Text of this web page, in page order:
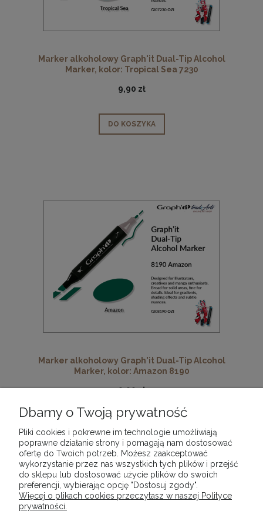
Marker alkoholowy Graph'it Dual-Tip Alcohol
Marker, kolor: Tropical Sea 7230
9,90 zł
DO KOSZYKA
Marker alkoholowy Graph'it Dual-Tip Alcohol
Marker, kolor: Amazon 8190
9,90 zł
« 1 2 3 4 5 ... 10 »
Dbamy o Twoją prywatność
Pliki cookies i pokrewne im technologie umożliwiają
poprawne działanie strony i pomagają nam dostosować
ofertę do Twoich potrzeb. Możesz zaakceptować
wykorzystanie przez nas wszystkich tych plików i przejść
do sklepu lub dostosować użycie plików do swoich
preferencji, wybierając opcję "Dostosuj zgody".
Więcej o plikach cookies przeczytasz w naszej Polityce
prywatności.